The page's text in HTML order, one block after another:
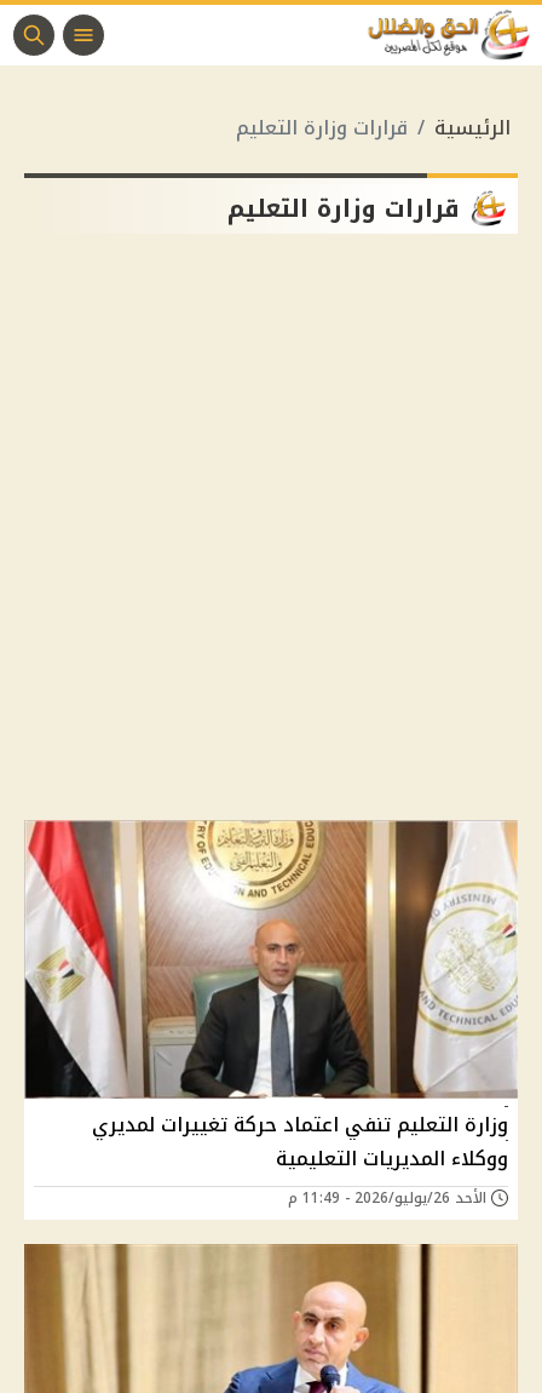
الرئيسية قرارات وزارة التعليم
قرارات وزارة التعليم
وزارة التعليم تنفي اعتماد حركة تغييرات لمديري
ووكلاء المديريات التعليمية
الأحد 26/يوليو/2026 - 11:49 م